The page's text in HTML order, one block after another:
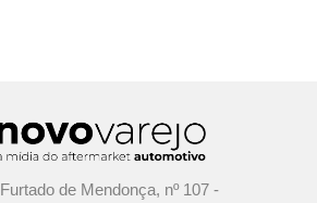
de Mendonça, nº 107 -